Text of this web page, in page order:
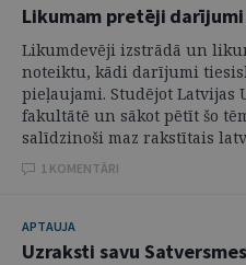
Likumam pretēji
Likumdevēji izstrādā un
noteiktu, kādi darījumi
pieļaujami. Studējot Latvijas
fakultātē un sākot pētīt šo
salīdzinoši maz rakstītais
1 KOMENTĀRI
APTAUJA
Uzraksti savu